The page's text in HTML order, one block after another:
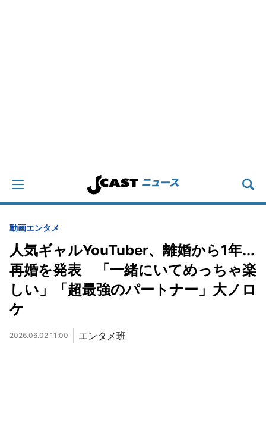
動画エンタメ
人気ギャルYouTuber、離婚から1年...
再婚を発表 「一緒にいてめっちゃ楽
しい」「超最強のパートナー」大ノロ
ケ
2026.06.02 11:00 エンタメ班